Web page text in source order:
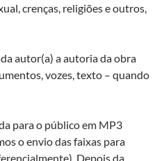
crenças, religiões e outros,
autor(a) a autoria da obra
vozes, texto – quando
para o público em MP3
o envio das faixas para
Depois da